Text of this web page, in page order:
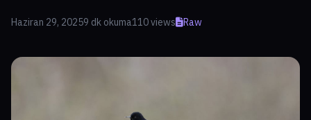
Haziran 29, 20259 dk okuma110 views Raw